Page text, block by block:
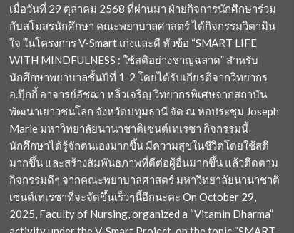
เมื่อวันที่ 29 ตุลาคม 2568 ที่ผ่านมา ฝ่ายกิจการนักศึกษาร่วม
กับสโมสรนักศึกษา คณะพยาบาลศาสตร์ ได้กิจกรรมวิตามิน
ใจ ในโครงการ V-Smart เก่งและดี หัวข้อ “SMART LIFE
WITH MINDFULNESS : ใช้สติอย่างชาญฉลาด” สำหรับ
นักศึกษาพยาบาลชั้นปีที่ 1-2 โดยได้รับเกียรติจากวิทยากร
อ.ปุ๊กกี้ อาจารย์อัชฌา หลิ่วเจริญ วิทยากรพิเศษจากสถาบัน
พัฒนาเยาวชนโลก จังหวัดปทุมธานี จัด ณ หอประชุม Joseph
Marie มหาวิทยาลัยนานาชาติเซนต์เทเรซา กิจกรรมนี้
นักศึกษาได้รู้จักตนเองมากขึ้น มีความสุขในชีวิตโดยใช้สติ
มากขึ้น และสร้างสัมพันธภาพที่ดีต่อผู้อื่นมากขึ้น แล้วติดตาม
กิจกรรมดีๆ จากคณะพยาบาลศาสตร์ มหาวิทยาลัยนานาชาติ
เซนต์เทเรซาที่จะจัดขึ้นเร็วๆนี้อีกนะคะ On October 29,
2025, Faculty of Nursing, organized a “Vitamin Dharma”